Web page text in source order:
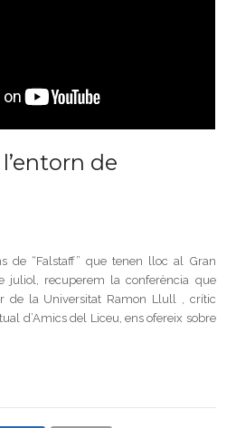
de
de “Falstaff” que tenen lloc al Gran
juliol, recuperem la conferència que
de la Universitat Ramon Llull , crític
d’Amics del Liceu, ens ofereix sobre